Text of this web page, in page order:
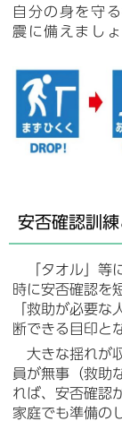
自分の身を守
震に備えましょ
安否確認訓練
「タオル」等
時に安否確認を
「救助が必要な
断できる目印と
大きな揺れが
員が無事（救助
れば、 安否確認
家庭でも準備の